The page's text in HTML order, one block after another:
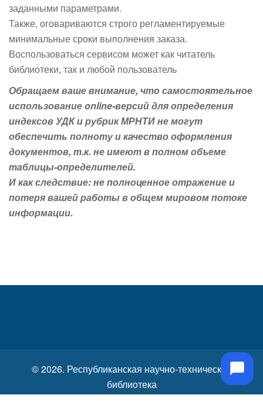
заданными параметрами.
Также, оговариваются строго регламентируемые
минимальные сроки выполнения заказа.
Воспользоваться сервисом может как читатель
библиотеки, так и любой пользователь
Обращаем ваше внимание, что самостоятельное
использование online-версий для определения
индексов УДК и рубрик МРНТИ не могут
обеспечить полноту и качество оформления
документов, т.к. не имеют в полном объеме
таблицы-определителей.
И как следствие: не полноценное отражение и
потеря вашей работы в общем мировом потоке
информации.
© 2026. Республиканская научно-техническая
библиотека